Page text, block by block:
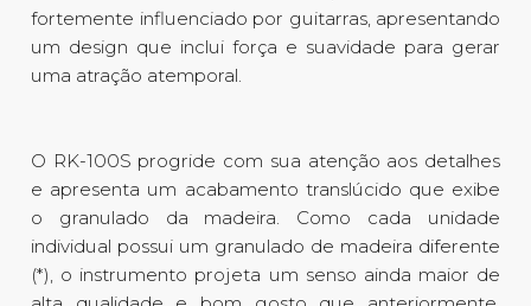
fortemente influenciado por guitarras, apresentando
um design que inclui força e suavidade para gerar
uma atração atemporal.
O RK-100S progride com sua atenção aos detalhes
e apresenta um acabamento translúcido que exibe
o granulado da madeira. Como cada unidade
individual possui um granulado de madeira diferente
(*), o instrumento projeta um senso ainda maior de